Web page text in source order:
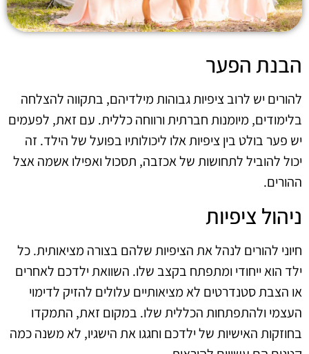
הבנת הפער
להורים יש לרוב ציפיות גבוהות מילדיהם, בתקווה להצלחה
בלימודים, מיומנות חברתית ורווחה כללית. עם זאת, לפעמים
יש פער בולט בין ציפיות אלו ליכולותיו בפועל של הילד. זה
יכול להוביל לתחושות של אכזבה, תסכול ואפילו אשמה אצל
ההורים.
ניהול ציפיות
חיוני להורים לנהל את הציפיות שלהם בצורה מציאותית. כל
ילד הוא ייחודי ומתפתח בקצב שלו. השוואת ילדכם לאחרים
או הצבת סטנדרטים לא מציאותיים עלולים להזיק לדימוי
העצמי ולהתפתחות הכללית שלו. במקום זאת, התמקדו
בחוזקות האישיות של ילדכם וחגגו את הישגיו, לא משנה כמה